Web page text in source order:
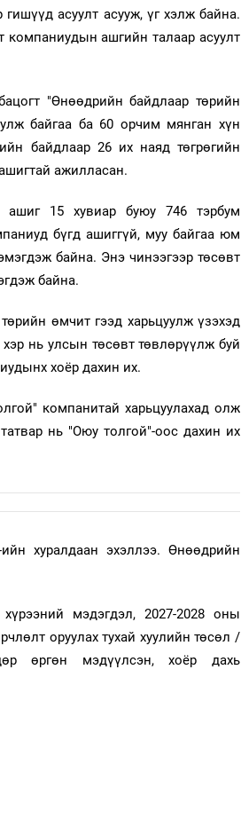
асуулт асууж, үг хэлж байна.
ашгийн талаар асуулт
"Өнөөдрийн байдлаар төрийн
байгаа ба 60 орчим мянган хүн
байдлаар 26 их наяд төгрөгийн
ажилласан.
ашиг 15 хувиар буюу 746 тэрбум
бүгд ашиггүй, муу байгаа юм
байна. Энэ чинээгээр төсөвт
байна.
өмчит гээд харьцуулж үзэхэд
нь улсын төсөвт төвлөрүүлж буй
хоёр дахин их.
компанитай харьцуулахад олж
нь "Оюу толгой"-оос дахин их
хуралдаан эхэллээ. Өнөөдрийн
мэдэгдэл, 2027-2028 оны
оруулах тухай хуулийн төсөл /
өргөн мэдүүлсэн, хоёр дахь